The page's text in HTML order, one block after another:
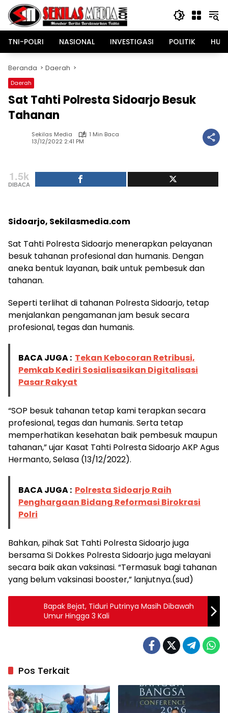
Langsung
konten
TNI-POLRI
NASIONAL INVESTIGASI POLITIK
Beranda Daerah
Daerah
Sat Tahti Polresta Sidoarjo Besuk
Tahanan
Sekilas Media
1 Min Baca
13/12/2022 2:41 PM
1.5k
DIBACA
Sidoarjo, Sekilasmedia.com
Sat Tahti Polresta Sidoarjo menerapkan pelayanan
besuk tahanan profesional dan humanis. Dengan
aneka bentuk layanan, baik untuk pembesuk dan
tahanan.
Seperti terlihat di tahanan Polresta Sidoarjo, tetap
menjalankan pengamanan jam besuk secara
profesional, tegas dan humanis.
BACA JUGA : Tekan Kebocoran Retribusi,
Pemkab Kediri Sosialisasikan Digitalisasi
Pasar Rakyat
“SOP besuk tahanan tetap kami terapkan secara
profesional, tegas dan humanis. Serta tetap
memperhatikan kesehatan baik pembesuk maupun
tahanan,” ujar Kasat Tahti Polresta Sidoarjo AKP Agus
Hermanto, Selasa (13/12/2022).
BACA JUGA : Polresta Sidoarjo Raih
Penghargaan Bidang Reformasi Birokrasi
Polri
Bahkan, pihak Sat Tahti Polresta Sidoarjo juga
bersama Si Dokkes Polresta Sidoarjo juga melayani
secara baik akan vaksinasi. “Termasuk bagi tahanan
yang belum vaksinasi booster,” lanjutnya.(sud)
Bapak Bejat, Tiduri Putrinya Masih Dibawah
Umur Hingga 3 Kali
Pos Terkait